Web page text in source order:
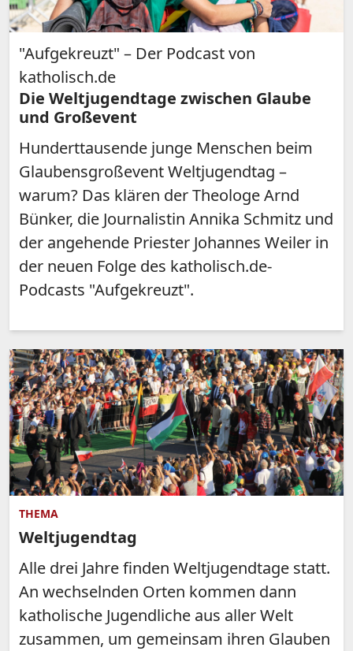
"Aufgekreuzt" – Der Podcast von
katholisch.de
Die Weltjugendtage zwischen Glaube
und Großevent
Hunderttausende junge Menschen beim
Glaubensgroßevent Weltjugendtag –
warum? Das klären der Theologe Arnd
Bünker, die Journalistin Annika Schmitz und
der angehende Priester Johannes Weiler in
der neuen Folge des katholisch.de-
Podcasts "Aufgekreuzt".
THEMA
Weltjugendtag
Alle drei Jahre finden Weltjugendtage statt.
An wechselnden Orten kommen dann
katholische Jugendliche aus aller Welt
zusammen, um gemeinsam ihren Glauben